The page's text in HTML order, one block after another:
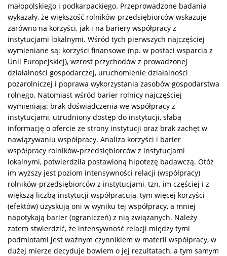
małopolskiego i podkarpackiego. Przeprowadzone badania
wykazały, że większość rolników-przedsiębiorców wskazuje
zarówno na korzyści, jak i na bariery współpracy z
instytucjami lokalnymi. Wśród tych pierwszych najczęściej
wymieniane są: korzyści finansowe (np. w postaci wsparcia z
Unii Europejskiej), wzrost przychodów z prowadzonej
działalności gospodarczej, uruchomienie działalności
pozarolniczej i poprawa wykorzystania zasobów gospodarstwa
rolnego. Natomiast wśród barier rolnicy najczęściej
wymieniają: brak doświadczenia we współpracy z
instytucjami, utrudniony dostęp do instytucji, słabą
informację o ofercie ze strony instytucji oraz brak zachęt w
nawiązywaniu współpracy. Analiza korzyści i barier
współpracy rolników-przedsiębiorców z instytucjami
lokalnymi, potwierdziła postawioną hipotezę badawczą. Otóż
im wyższy jest poziom intensywności relacji (współpracy)
rolników-przedsiębiorców z instytucjami, tzn. im częściej i z
większą liczbą instytucji współpracują, tym więcej korzyści
(efektów) uzyskują oni w wyniku tej współpracy, a mniej
napotykają barier (ograniczeń) z nią związanych. Należy
zatem stwierdzić, że intensywność relacji między tymi
podmiotami jest ważnym czynnikiem w materii współpracy, w
dużej mierze decyduje bowiem o jej rezultatach, a tym samym